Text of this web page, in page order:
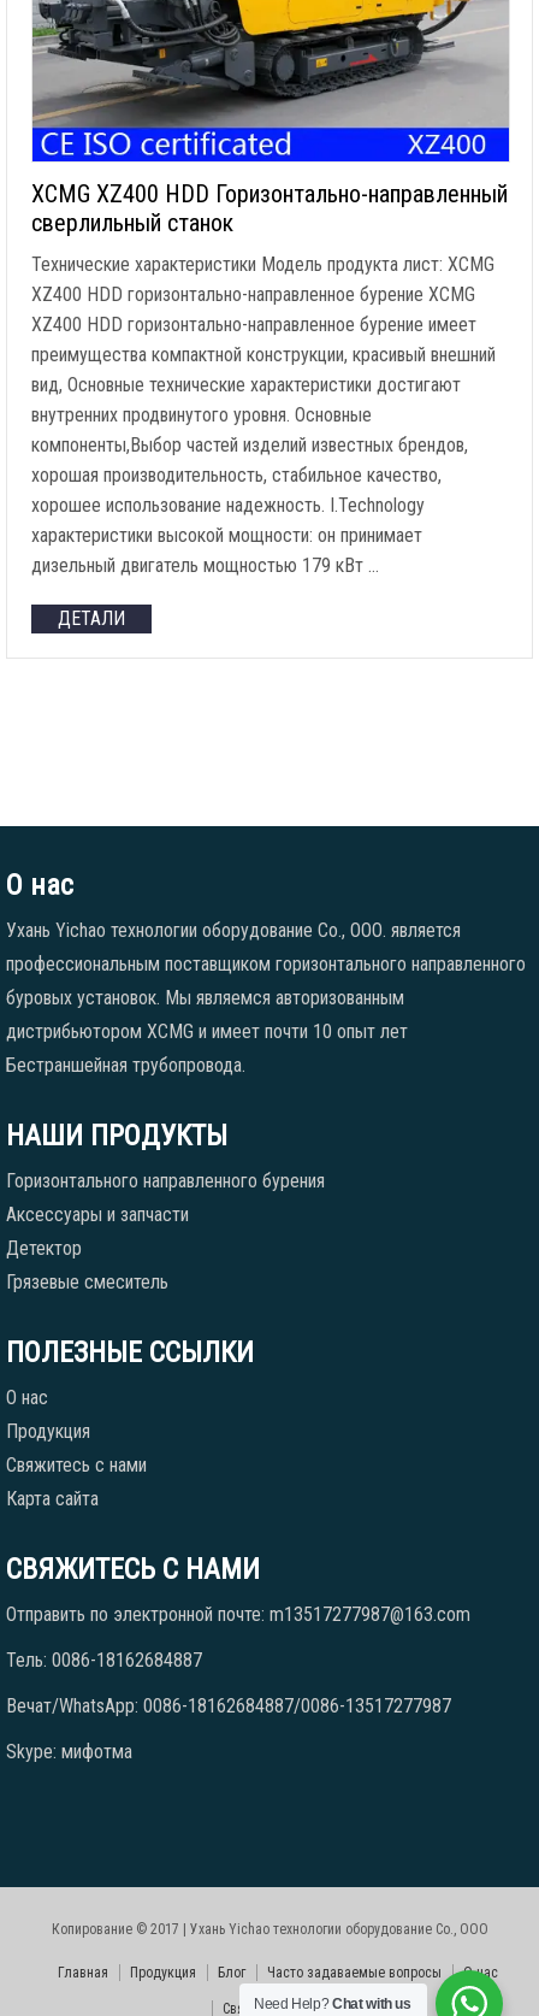
XCMG XZ400 HDD Горизонтально-направленный
сверлильный станок
Технические характеристики Модель продукта лист: XCMG
XZ400 HDD горизонтально-направленное бурение XCMG
XZ400 HDD горизонтально-направленное бурение имеет
преимущества компактной конструкции, красивый внешний
вид, Основные технические характеристики достигают
внутренних продвинутого уровня. Основные
компоненты,Выбор частей изделий известных брендов,
хорошая производительность, стабильное качество,
хорошее использование надежность. I.Technology
характеристики высокой мощности: он принимает
дизельный двигатель мощностью 179 кВт …
ДЕТАЛИ
О нас
Ухань Yichao технологии оборудование Co., ООО. является
профессиональным поставщиком горизонтального направленного
буровых установок. Мы являемся авторизованным
дистрибьютором XCMG и имеет почти 10 опыт лет
Бестраншейная трубопровода.
НАШИ ПРОДУКТЫ
Горизонтального направленного бурения
Аксессуары и запчасти
Детектор
Грязевые смеситель
ПОЛЕЗНЫЕ ССЫЛКИ
О нас
Продукция
Свяжитесь с нами
Карта сайта
СВЯЖИТЕСЬ С НАМИ
Отправить по электронной почте: m13517277987@163.com
Тель: 0086-18162684887
Вечат/WhatsApp: 0086-18162684887/0086-13517277987
Skype: мифотма
Копирование © 2017 | Ухань Yichao технологии оборудование Co., ООО
Главная Продукция Блог Часто задаваемые вопросы О нас
Свяжитесь с нами
Need Help?Chat with us